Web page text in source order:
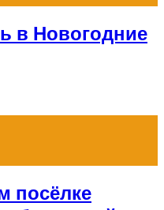
в Новогодние
посёлке